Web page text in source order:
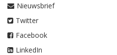
Nieuwsbrief
Twitter
Facebook
LinkedIn